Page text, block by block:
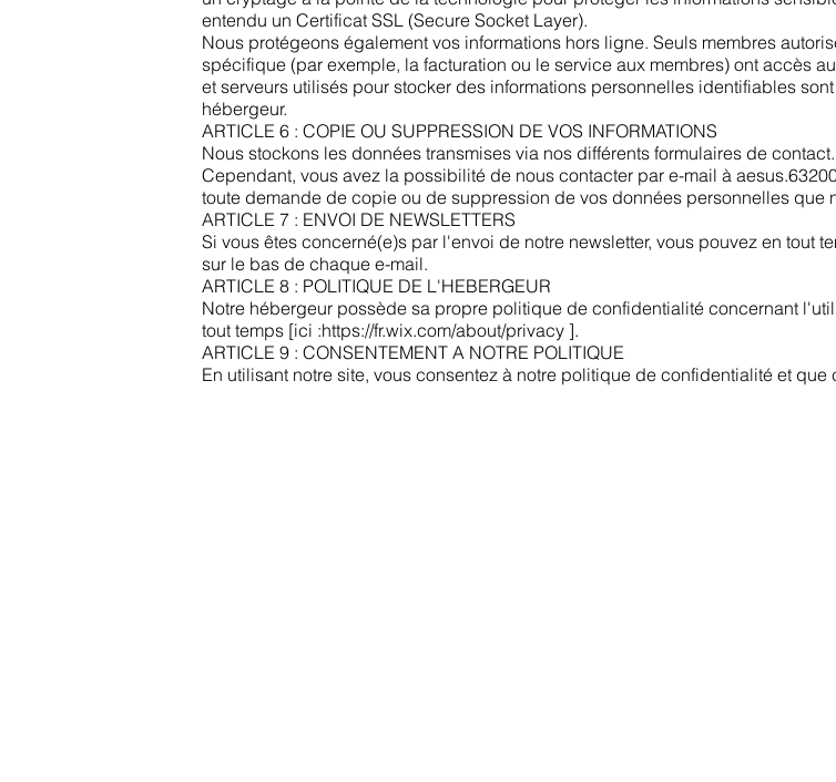
entendu un Certificat SSL (Secure Socket Layer).
Nous protégeons également vos informations hors ligne. Seuls membres
spécifique (par exemple, la facturation ou le service aux membres) ont accès
et serveurs utilisés pour stocker des informations personnelles identifiables
hébergeur.​
ARTICLE 6 : COPIE OU SUPPRESSION DE VOS INFORMATIONS
Nous stockons les données transmises via nos différents formulaires de contact.
Cependant, vous avez la possibilité de nous contacter par e-mail à
toute demande de copie ou de suppression de vos données personnelles que
ARTICLE 7 : ENVOI DE NEWSLETTERS​
Si vous êtes concerné(e)s par l'envoi de notre newsletter, vous pouvez en tout
sur le bas de chaque e-mail.​
ARTICLE 8 : POLITIQUE DE L'HEBERGEUR
Notre hébergeur possède sa propre politique de confidentialité concernant
tout temps [ici :https://fr.wix.com/about/privacy ].​
ARTICLE 9 : CONSENTEMENT A NOTRE POLITIQUE
​En utilisant notre site, vous consentez à notre politique de confidentialité et